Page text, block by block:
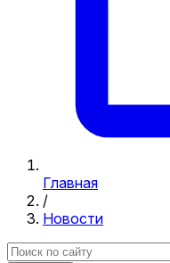
Главная
/
Новости